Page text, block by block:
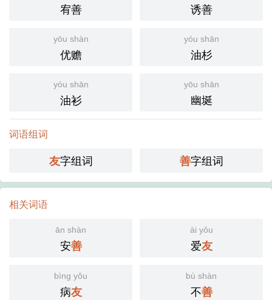
宥善 诱善
yōu shàn
优赡
yóu shān
油杉
yóu shān
油衫
yōu shān
幽埏
词语组词
友字组词 善字组词
相关词语
ān shàn
安善
ài yǒu
爱友
bìng yǒu
病友
bù shàn
不善